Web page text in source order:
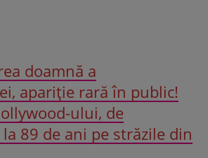
doamnă a
apariție rară în public!
ului, de
89 de ani pe străzile din